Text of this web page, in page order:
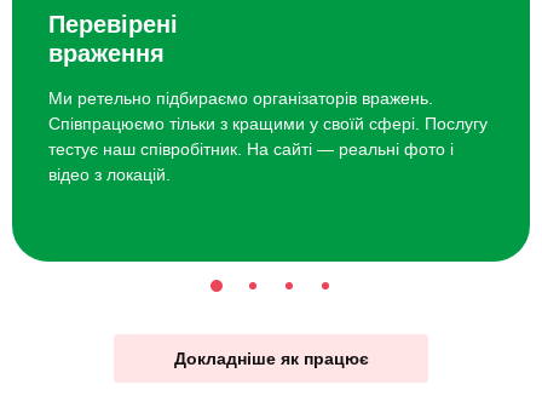
Перевірені
враження
Ми ретельно підбираємо організаторів вражень.
Співпрацюємо тільки з кращими у своїй сфері. Послугу
тестує наш співробітник. На сайті — реальні фото і
відео з локацій.
Докладніше як працює